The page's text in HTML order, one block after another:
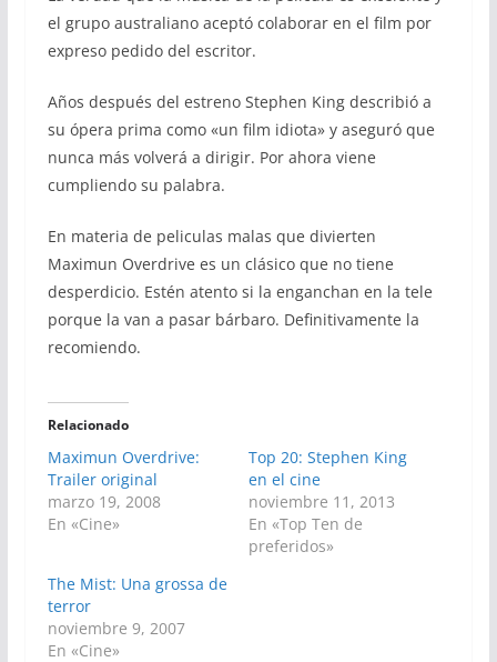
el grupo australiano aceptó colaborar en el film por
expreso pedido del escritor.
Años después del estreno Stephen King describió a
su ópera prima como «un film idiota» y aseguró que
nunca más volverá a dirigir. Por ahora viene
cumpliendo su palabra.
En materia de peliculas malas que divierten
Maximun Overdrive es un clásico que no tiene
desperdicio. Estén atento si la enganchan en la tele
porque la van a pasar bárbaro. Definitivamente la
recomiendo.
Relacionado
Maximun Overdrive:
Trailer original
marzo 19, 2008
En «Cine»
Top 20: Stephen King
en el cine
noviembre 11, 2013
En «Top Ten de
preferidos»
The Mist: Una grossa de
terror
noviembre 9, 2007
En «Cine»